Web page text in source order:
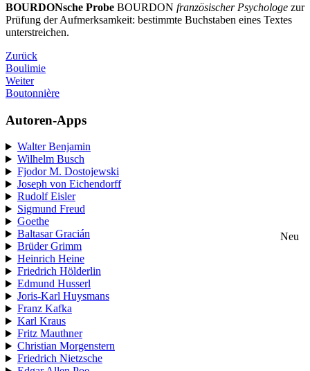
BOURDONsche Probe BOURDON französischer Psychologe zur
Prüfung der Aufmerksamkeit: bestimmte Buchstaben eines Textes
unterstreichen.
Zurück
Boulimie
Weiter
Boutonnière
Autoren-Apps
Walter Benjamin
Wilhelm Busch
Fjodor M. Dostojewski
Joseph von Eichendorff
Rudolf Eisler
Sigmund Freud
Goethe
Baltasar Gracián
Neu
Brüder Grimm
Heinrich Heine
Friedrich Hölderlin
Edmund Husserl
Joris-Karl Huysmans
Franz Kafka
Karl Kraus
Fritz Mauthner
Christian Morgenstern
Friedrich Nietzsche